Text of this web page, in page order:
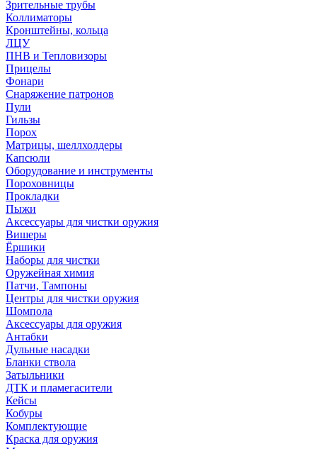
Зрительные трубы
Коллиматоры
Кронштейны, кольца
ЛЦУ
ПНВ и Тепловизоры
Прицелы
Фонари
Снаряжение патронов
Пули
Гильзы
Порох
Матрицы, шеллхолдеры
Капсюли
Оборудование и инструменты
Пороховницы
Прокладки
Пыжи
Аксессуары для чистки оружия
Вишеры
Ёршики
Наборы для чистки
Оружейная химия
Патчи, Тампоны
Центры для чистки оружия
Шомпола
Аксессуары для оружия
Антабки
Дульные насадки
Бланки ствола
Затыльники
ДТК и пламегасители
Кейсы
Кобуры
Комплектующие
Краска для оружия